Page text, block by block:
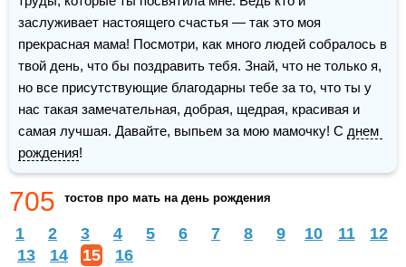
заслуживает настоящего счастья — так это моя
прекрасная мама! Посмотри, как много людей собралось в
твой день, что бы поздравить тебя. Знай, что не только я,
но все присутствующие благодарны тебе за то, что ты у
нас такая замечательная, добрая, щедрая, красивая и
самая лучшая. Давайте, выпьем за мою мамочку! С днем
рождения!
705 тостов про мать на день рождения
1 2 3 4 5 6 7 8 9 10 11
12
13
14 15 16